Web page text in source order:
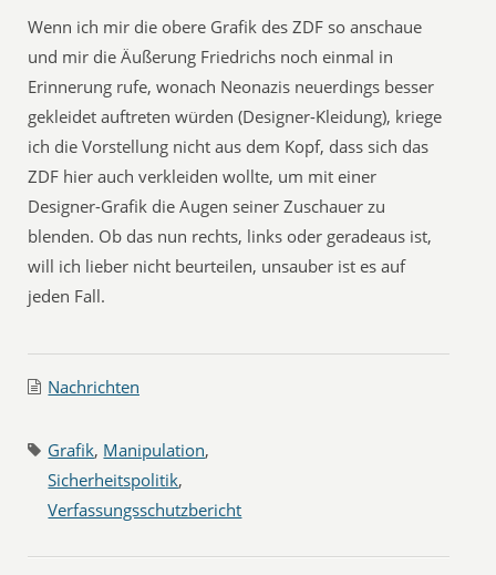
Wenn ich mir die obere Grafik des ZDF so anschaue
und mir die Äußerung Friedrichs noch einmal in
Erinnerung rufe, wonach Neonazis neuerdings besser
gekleidet auftreten würden (Designer-Kleidung), kriege
ich die Vorstellung nicht aus dem Kopf, dass sich das
ZDF hier auch verkleiden wollte, um mit einer
Designer-Grafik die Augen seiner Zuschauer zu
blenden. Ob das nun rechts, links oder geradeaus ist,
will ich lieber nicht beurteilen, unsauber ist es auf
jeden Fall.
Nachrichten
Grafik, Manipulation,
Sicherheitspolitik,
Verfassungsschutzbericht